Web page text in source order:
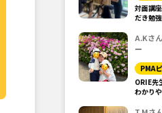
対面講
だき勉
A.Kさ
ー
PMA
ORIE先
わかり